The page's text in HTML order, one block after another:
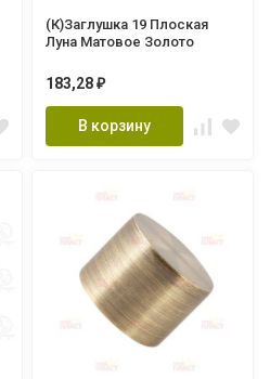
(К)Заглушка 19 Плоская
Луна Матовое Золото
183,28 ₽
В корзину